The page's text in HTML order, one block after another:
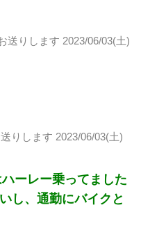
送りします 2023/06/03(土)
りします 2023/06/03(土)
ーレー乗ってました
し、通勤にバイクと